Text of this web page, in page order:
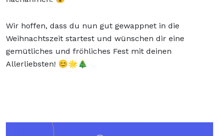
Wir hoffen, dass du nun gut gewappnet in die
Weihnachtszeit startest und wünschen dir eine
gemütliches und fröhliches Fest mit deinen
Allerliebsten! 😊🌟🎄